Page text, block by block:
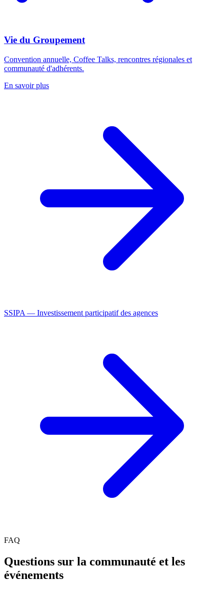
Vie du Groupement
Convention annuelle, Coffee Talks, rencontres régionales et
communauté d'adhérents.
En savoir plus
SSIPA — Investissement participatif des agences
FAQ
Questions sur la communauté et les
événements